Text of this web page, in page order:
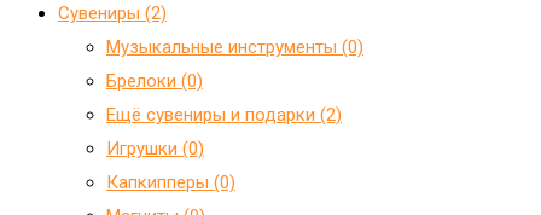
Сувениры (2)
Mузыкальные инструменты (0)
Брелоки (0)
Ещё сувениры и подарки (2)
Игрушки (0)
Капкипперы (0)